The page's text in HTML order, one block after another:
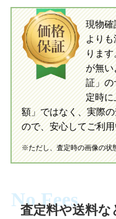
当
指
買取の
当
指
初めての方へ LINE
現物確
より
りま
が無
証」の
定時
額」ではなく、実際
ので、安心してご利用
※ただし、査定時の画像の状
No Fees
査定料や送料な